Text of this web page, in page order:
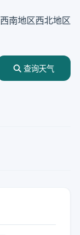
西南地区西北地区
查询天气